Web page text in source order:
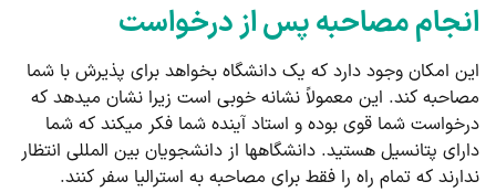
انجام مصاحبه پس از درخواست
این امکان وجود دارد که یک دانشگاه بخواهد برای پذیرش با شما
مصاحبه کند. این معمولاً نشانه خوبی است زیرا نشان می­دهد که
درخواست شما قوی بوده و استاد آینده شما فکر می­کند که شما
دارای پتانسیل هستید. دانشگاه­ها از دانشجویان بین المللی انتظار
ندارند که تمام راه را فقط برای مصاحبه به استرالیا سفر کنند.